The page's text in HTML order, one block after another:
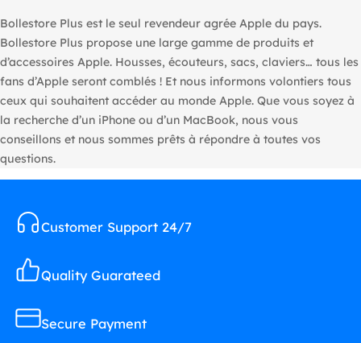
Bollestore Plus est le seul revendeur agrée Apple du pays.
Bollestore Plus propose une large gamme de produits et
d’accessoires Apple. Housses, écouteurs, sacs, claviers… tous les
fans d’Apple seront comblés ! Et nous informons volontiers tous
ceux qui souhaitent accéder au monde Apple. Que vous soyez à
la recherche d’un iPhone ou d’un MacBook, nous vous
conseillons et nous sommes prêts à répondre à toutes vos
questions.
Customer Support 24/7
Quality Guarateed
Secure Payment